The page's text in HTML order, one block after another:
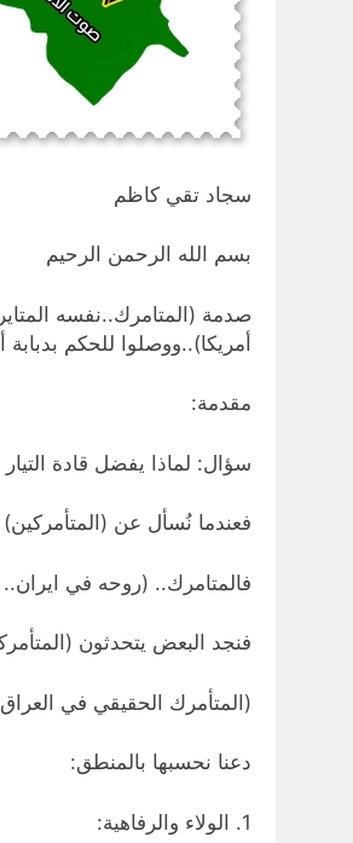
سجاد تقي كاظم
بسم الله الرحمن الرحيم
صدمة (المتامرك..نفسه
أمريكا)..ووصلوا للحكم بدبابة أمريكية 2003 (وينقادون بتغريدة
مقدمة:
سؤال: لماذا يفضل قادة
فعندما نُسأل عن
فالمتامرك.. (روحه في
فنجد البعض يتحدثون
(المتأمرك الحقيقي في
دعنا نحسبها بالمنطق:
1. الولاء والرفاهية: